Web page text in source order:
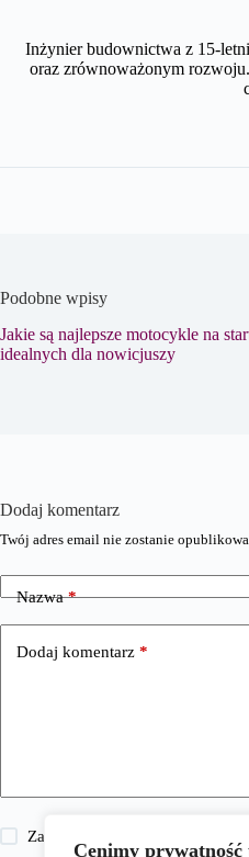
Cenimy
Inżynier budownictwa z 15-
oraz zrównoważonym
Podobne wpisy
Jakie są najlepsze motocykle na
idealnych dla nowicjuszy
Dodaj komentarz
Twój adres email nie zostanie
Nazwa*
Dodaj komentarz *
Zapisz moje imię i nazwisko,